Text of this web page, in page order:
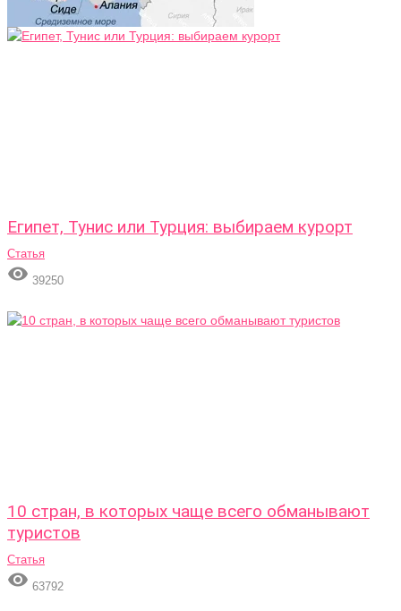
Египет, Тунис или Турция: выбираем курорт
Статья
 39250
10 стран, в которых чаще всего обманывают
туристов
Статья
 63792